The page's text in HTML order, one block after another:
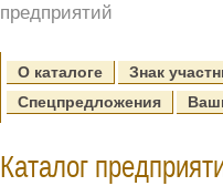
предприятий
О каталоге
Знак
Спецпредложения
Каталог